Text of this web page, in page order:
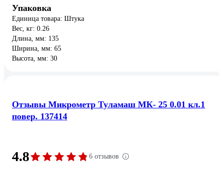
Упаковка
Единица товара: Штука
Вес, кг: 0.26
Длина, мм: 135
Ширина, мм: 65
Высота, мм: 30
Отзывы Микрометр Туламаш МК- 25 0.01 кл.1
повер. 137414
4.8 6 отзывов